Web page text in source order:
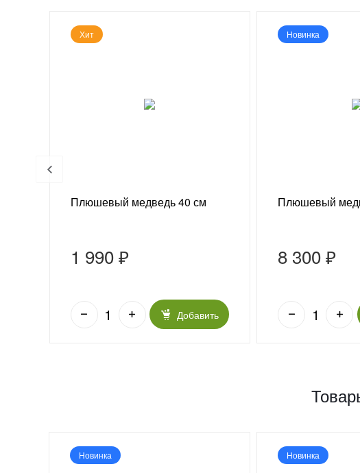
Хит
Плюшевый медведь 40 см
1 990 ₽
Добавить
Новинка
Плюшевый
8 300 ₽
Новинка Новинка